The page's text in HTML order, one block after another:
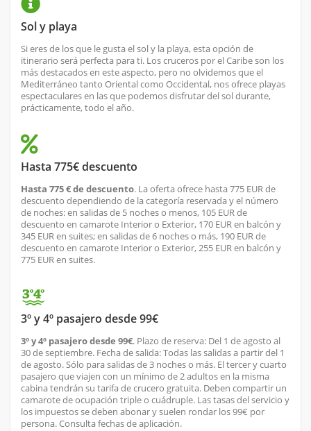
Sol y playa
Si eres de los que le gusta el sol y la playa, esta opción de
itinerario será perfecta para ti. Los cruceros por el Caribe son los
más destacados en este aspecto, pero no olvidemos que el
Mediterráneo tanto Oriental como Occidental, nos ofrece playas
espectaculares en las que podemos disfrutar del sol durante,
prácticamente, todo el año.
Hasta 775€ descuento
Hasta 775 € de descuento. La oferta ofrece hasta 775 EUR de
descuento dependiendo de la categoría reservada y el número
de noches: en salidas de 5 noches o menos, 105 EUR de
descuento en camarote Interior o Exterior, 170 EUR en balcón y
345 EUR en suites; en salidas de 6 noches o más, 190 EUR de
descuento en camarote Interior o Exterior, 255 EUR en balcón y
775 EUR en suites.
3º y 4º pasajero desde 99€
3º y 4º pasajero desde 99€. Plazo de reserva: Del 1 de agosto al
30 de septiembre. Fecha de salida: Todas las salidas a partir del 1
de agosto. Sólo para salidas de 3 noches o más. El tercer y cuarto
pasajero que viajen con un mínimo de 2 adultos en la misma
cabina tendrán su tarifa de crucero gratuita. Deben compartir un
camarote de ocupación triple o cuádruple. Las tasas del servicio y
los impuestos se deben abonar y suelen rondar los 99€ por
persona. Consulta fechas de aplicación.